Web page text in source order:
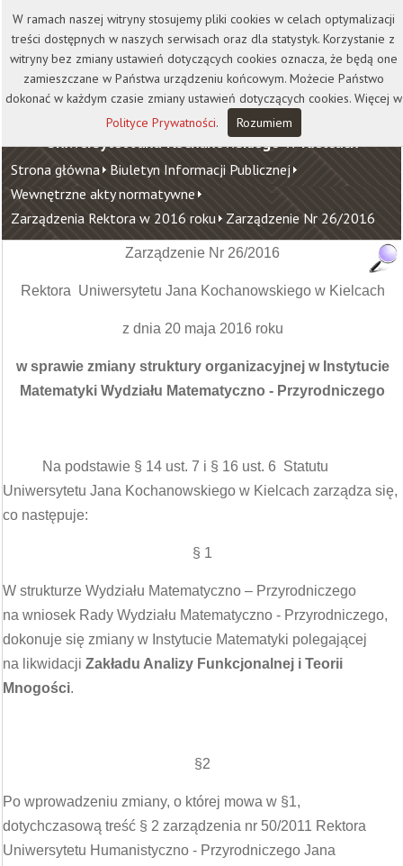
Kontakt Biblioteka
Wydawnictwo
Wirtualna Uczelnia
Uniwersytet Jana Kochanowskiego w Kielcach
Strona główna Biuletyn Informacji Publicznej
Wewnętrzne akty normatywne
Zarządzenia Rektora w 2016 roku Zarządzenie Nr 26/2016
Zarządzenie Nr 26/2016
Rektora Uniwersytetu Jana Kochanowskiego w Kielcach
z dnia 20 maja 2016 roku
w sprawie zmiany struktury organizacyjnej w Instytucie
Matematyki Wydziału Matematyczno - Przyrodniczego
Na podstawie § 14 ust. 7 i § 16 ust. 6 Statutu
Uniwersytetu Jana Kochanowskiego w Kielcach zarządza się,
co następuje:
§ 1
W strukturze Wydziału Matematyczno – Przyrodniczego
na wniosek Rady Wydziału Matematyczno - Przyrodniczego,
dokonuje się zmiany w Instytucie Matematyki polegającej
na likwidacji Zakładu Analizy Funkcjonalnej i Teorii
Mnogości.
§2
Po wprowadzeniu zmiany, o której mowa w §1,
dotychczasową treść § 2 zarządzenia nr 50/2011 Rektora
Uniwersytetu Humanistyczno - Przyrodniczego Jana
W ramach naszej witryny stosujemy pliki cookies w celach optymalizacji
treści dostępnych w naszych serwisach oraz dla statystyk. Korzystanie z
witryny bez zmiany ustawień dotyczących cookies oznacza, że będą one
zamieszczane w Państwa urządzeniu końcowym. Możecie Państwo
dokonać w każdym czasie zmiany ustawień dotyczących cookies. Więcej w
Polityce Prywatności. Rozumiem